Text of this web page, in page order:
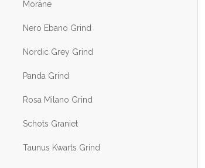
Moräne
Nero Ebano Grind
Nordic Grey Grind
Panda Grind
Rosa Milano Grind
Schots Graniet
Taunus Kwarts Grind